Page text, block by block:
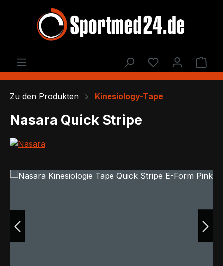
Zum Hauptinhalt springen
Du hast 0
Zu den Produkten Kinesiology-Tape
Nasara Quick Stripe
Bildergalerie überspringen